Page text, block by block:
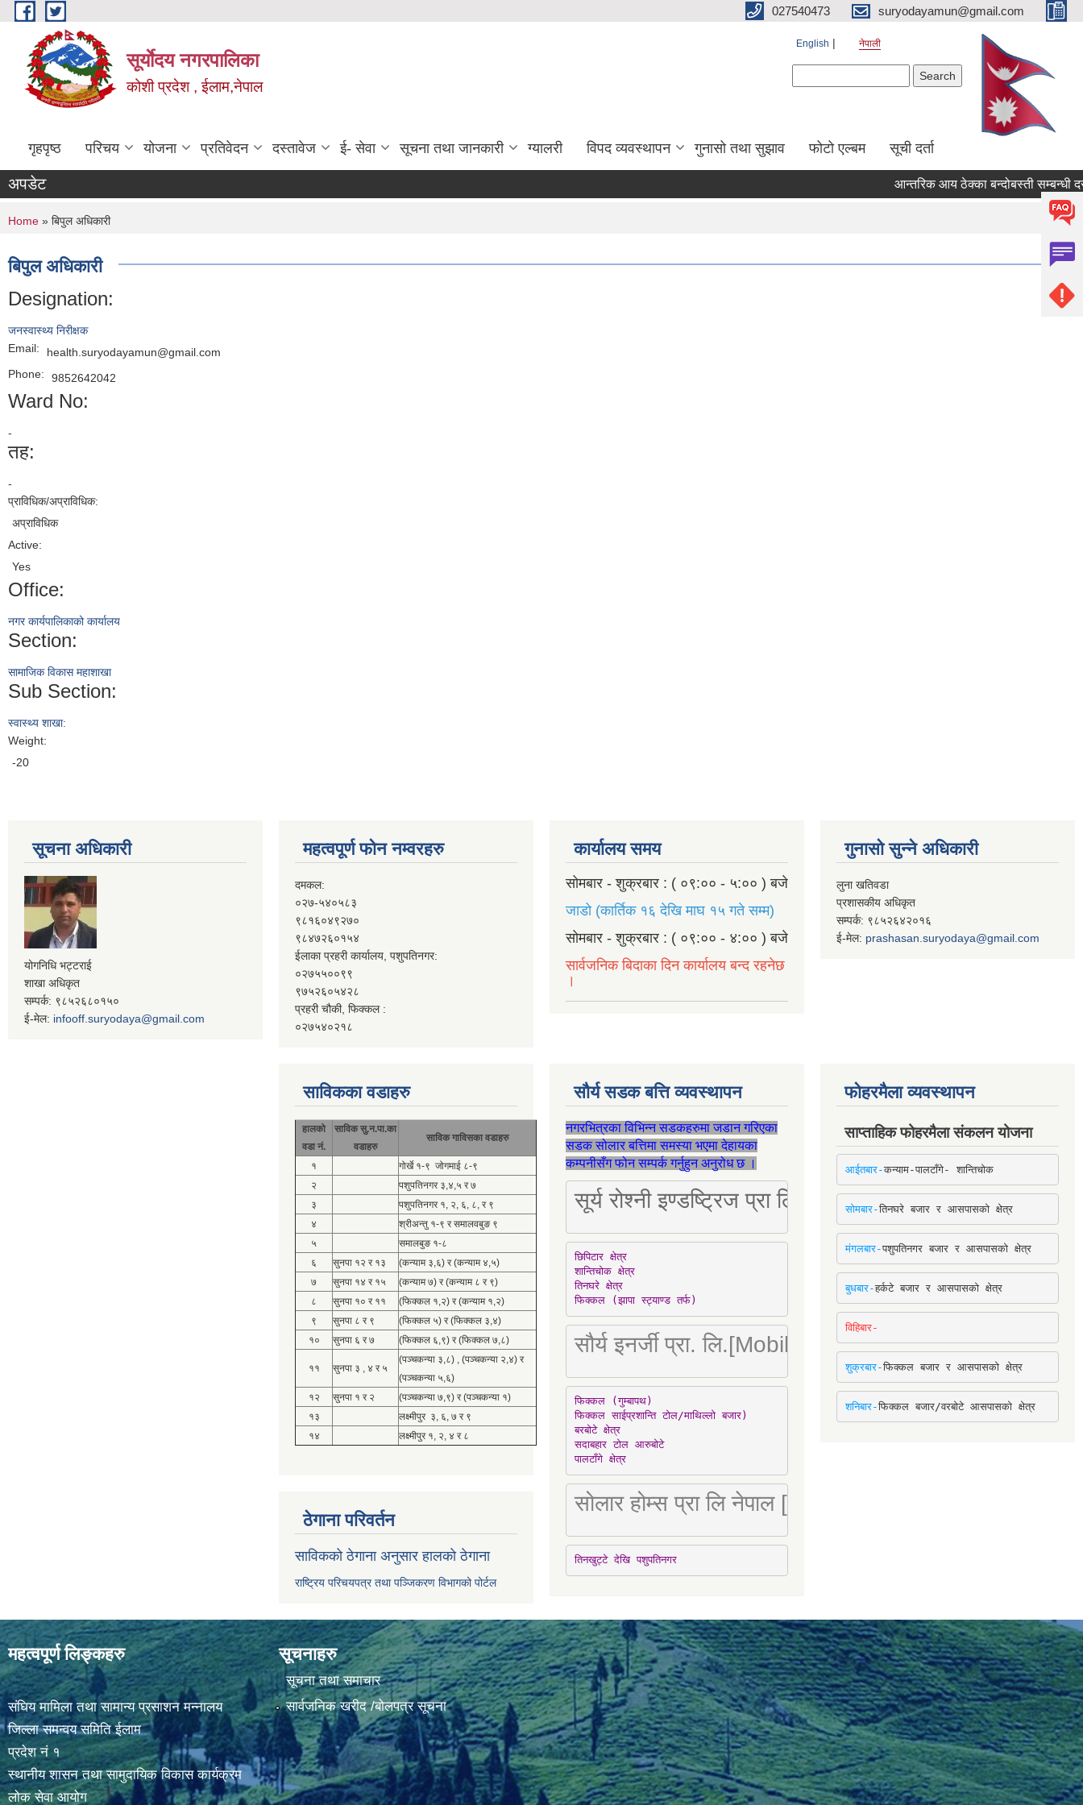
Skip to main content 027540473 suryodayamun@gmail.com
सूर्याेदय नगरपालिका
कोशी प्रदेश , ईलाम,नेपाल
English नेपाली
गृहपृष्ठ परिचय योजना प्रतिवेदन दस्तावेज ई- सेवा सूचना तथा जानकारी ग्यालरी विपद व्यवस्थापन गुनासो तथा सुझाव फोटो एल्बम सूची दर्ता
अपडेट आन्तरिक आय ठेक्का बन्दोबस्ती सम्बन्धी
You are here
Home » बिपुल अधिकारी
बिपुल अधिकारी
Designation:
जनस्वास्थ्य निरीक्षक
Email:
health.suryodayamun@gmail.com
Phone:
9852642042
Ward No:
-
तह:
-
प्राविधिक/अप्राविधिक:
अप्राविधिक
Active:
Yes
Office:
नगर कार्यपालिकाको कार्यालय
Section:
सामाजिक विकास महाशाखा
Sub Section:
स्वास्थ्य शाखा:
Weight:
-20
सूचना अधिकारी
योगनिधि भट्टराई
शाखा अधिकृत
सम्पर्क: ९८५२६८०१५०
ई-मेल: infooff.suryodaya@gmail.com
महत्वपूर्ण फोन नम्वरहरु
दमकल:
०२७-५४०५८३
९८१६०४९२७०
९८४७२६०१५४
ईलाका प्रहरी कार्यालय, पशुपतिनगर:
०२७५५००९९
९७५२६०५४२८
प्रहरी चौकी, फिक्कल :
०२७५४०२१८
कार्यालय समय
सोमबार - शुक्रबार : ( ०९:०० - ५:०० ) बजे
जाडो (कार्तिक १६ देखि माघ १५ गते सम्म)
सोमबार - शुक्रबार : ( ०९:०० - ४:०० ) बजे
सार्वजनिक बिदाका दिन कार्यालय बन्द रहनेछ
।
गुनासो सुन्ने अधिकारी
लुना खतिवडा
प्रशासकीय अधिकृत
सम्पर्क: ९८५२६४२०१६
ई-मेल: prashasan.suryodaya@gmail.com
साविकका वडाहरु
हालको
वडा नं.
साविक सु.न.पा.का
वडाहरु
साविक गाविसका वडाहरु
१
गोर्खे १-९ जोगमाई ८-९
२
पशुपतिनगर ३,४,५ र ७
३
पशुपतिनगर १, २, ६, ८, र ९
४
श्रीअन्तु १-९ र समालवबुङ ९
५
समालबुङ १-८
६
सुनपा १२ र १३
(कन्याम ३,६) र (कन्याम ४,५)
७
सुनपा १४ र १५
(कन्याम ७) र (कन्याम ८ र ९)
८
सुनपा १० र ११
(फिक्कल १,२) र (कन्याम १,२)
९
सुनपा ८ र ९
(फिक्कल ५) र (फिक्कल ३,४)
१०
सुनपा ६ र ७ (फिक्कल ६,९) र (फिक्कल ७,८)
११ सुनपा ३ , ४ र ५
(पञ्चकन्या ३,८) , (पञ्चकन्या २,४) र
(पञ्चकन्या ५,६)
१२
सुनपा १ र २
(पञ्चकन्या ७,९) र (पञ्चकन्या १)
१३
लक्ष्मीपुर ३, ६, ७ र ९
१४
लक्ष्मीपुर १, २, ४ र ८
ठेगाना परिवर्तन
साविकको ठेगाना अनुसार हालको ठेगाना
राष्ट्रिय परिचयपत्र तथा पञ्जिकरण विभागको पोर्टल
सौर्य सडक बत्ति व्यवस्थापन
नगरभित्रका विभिन्न सडकहरुमा जडान गरिएका
सडक सोलार बत्तिमा समस्या भएमा देहायका
कम्पनीसँग फोन सम्पर्क गर्नुहुन अनुरोध छ ।
सूर्य रोश्नी इण्डष्ट्रिज प्रा लि [Mobile: 9851034034]
छिपिटार क्षेत्र
शान्तिचोक क्षेत्र
तिनघरे क्षेत्र
फिक्कल (झापा स्ट्याण्ड तर्फ)
सौर्य इनर्जी प्रा. लि.[Mobile : 9842780266]
फिक्कल (गुम्बापथ)
फिक्कल साईप्रशान्ति टोल/माथिल्लो बजार)
बरबोटे क्षेत्र
सदाबहार टोल आरुबोटे
पालटाँगे क्षेत्र
सोलार होम्स प्रा लि नेपाल [Mobile : 9851066274]
तिनखुट्टे देखि पशुपतिनगर
फोहरमैला व्यवस्थापन
साप्ताहिक फोहरमैला संकलन योजना
आईतबार-कन्याम-पालटाँगे- शान्तिचोक
सोमबार-तिनघरे बजार र आसपासको क्षेत्र
मंगलबार-पशुपतिनगर बजार र आसपासको क्षेत्र
बुधबार-हर्कटे बजार र आसपासको क्षेत्र
विहिबार-
शुक्रबार-फिक्कल बजार र आसपासको क्षेत्र
शनिबार-फिक्कल बजार/वरबोटे आसपासको क्षेत्र
महत्वपूर्ण लिङ्कहरु
संघिय मामिला तथा सामान्य प्रसाशन मन्नालय
जिल्ला समन्वय समिति ईलाम
प्रदेश नं १
स्थानीय शासन तथा सामुदायिक विकास कार्यक्रम
लोक सेवा आयोग
सूचनाहरु
सूचना तथा समाचार
सार्वजनिक खरीद /बोलपत्र सूचना